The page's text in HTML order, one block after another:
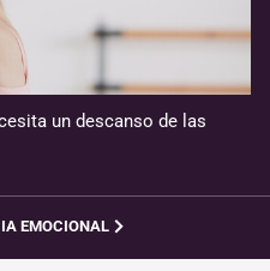
un descanso de las
EMOCIONAL